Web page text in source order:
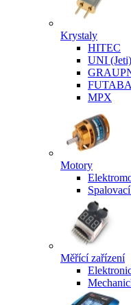
Krystaly
HITEC
UNI (Jeti)
FUTABA
MPX
Motory
Měřící zařízení